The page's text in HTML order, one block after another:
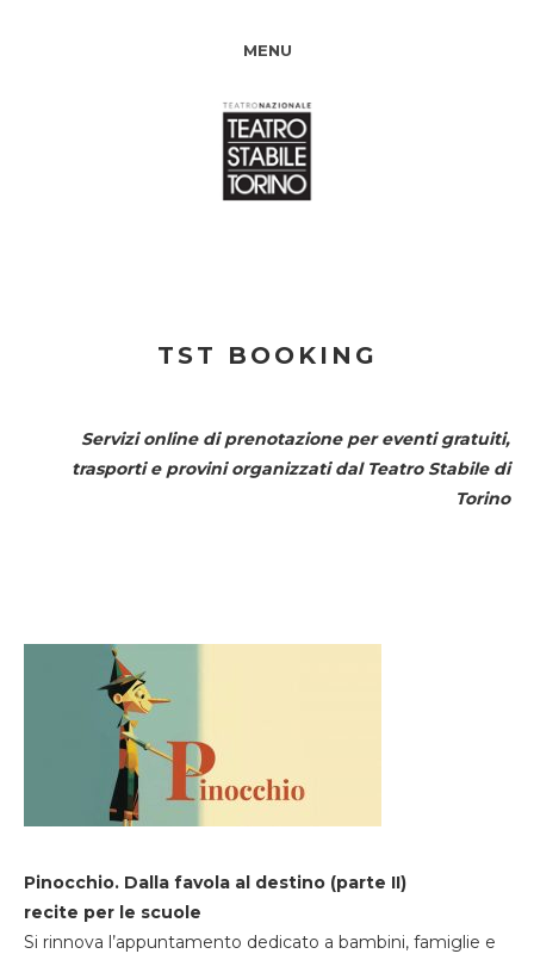
MENU
TST BOOKING
Servizi online di prenotazione per eventi gratuiti,
trasporti e provini organizzati dal Teatro Stabile di
Torino
Pinocchio. Dalla favola al destino (parte II)
recite per le scuole
Si rinnova l’appuntamento dedicato a bambini, famiglie e